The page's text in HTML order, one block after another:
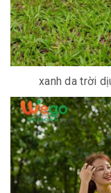
xanh da trời